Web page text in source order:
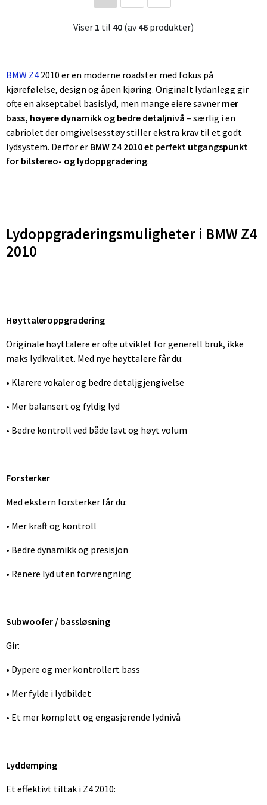
Viser 1 til 40 (av46 produkter)
BMW Z4 2010 er en moderne roadster med fokus på
kjørefølelse, design og åpen kjøring. Originalt lydanlegg gir
ofte en akseptabel basislyd, men mange eiere savner mer
bass, høyere dynamikk og bedre detaljnivå – særlig i en
cabriolet der omgivelsesstøy stiller ekstra krav til et godt
lydsystem. Derfor er BMW Z4 2010 et perfekt utgangspunkt
for bilstereo- og lydoppgradering.
Lydoppgraderingsmuligheter i BMW Z4
2010
Høyttaleroppgradering
Originale høyttalere er ofte utviklet for generell bruk, ikke
maks lydkvalitet. Med nye høyttalere får du:
• Klarere vokaler og bedre detaljgjengivelse
• Mer balansert og fyldig lyd
• Bedre kontroll ved både lavt og høyt volum
Forsterker
Med ekstern forsterker får du:
• Mer kraft og kontroll
• Bedre dynamikk og presisjon
• Renere lyd uten forvrengning
Subwoofer / bassløsning
Gir:
• Dypere og mer kontrollert bass
• Mer fylde i lydbildet
• Et mer komplett og engasjerende lydnivå
Lyddemping
Et effektivt tiltak i Z4 2010: